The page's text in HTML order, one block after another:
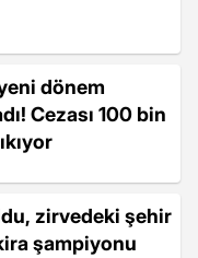
dönem
Cezası 100 bin
zirvedeki şehir
şampiyonu